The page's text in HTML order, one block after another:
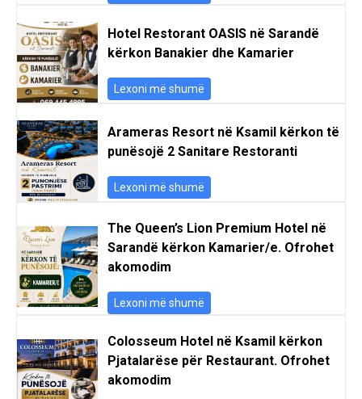
Hotel Restorant OASIS në Sarandë
kërkon Banakier dhe Kamarier
Lexoni më shumë
Arameras Resort në Ksamil kërkon të
punësojë 2 Sanitare Restoranti
Lexoni më shumë
The Queen’s Lion Premium Hotel në
Sarandë kërkon Kamarier/e. Ofrohet
akomodim
Lexoni më shumë
Colosseum Hotel në Ksamil kërkon
Pjatalarëse për Restaurant. Ofrohet
akomodim